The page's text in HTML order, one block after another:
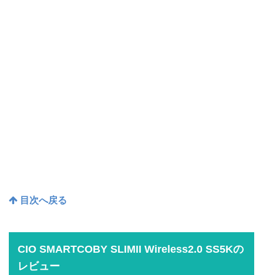
目次へ戻る
CIO SMARTCOBY SLIMII Wireless2.0 SS5Kの
レビュー